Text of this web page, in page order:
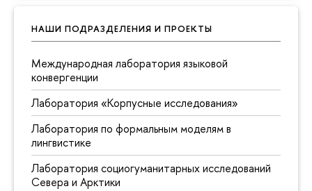
НАШИ ПОДРАЗДЕЛЕНИЯ И ПРОЕКТЫ
Международная лаборатория языковой
конвергенции
Лаборатория «Корпусные исследования»
Лаборатория по формальным моделям в
лингвистике
Лаборатория социогуманитарных исследований
Севера и Арктики